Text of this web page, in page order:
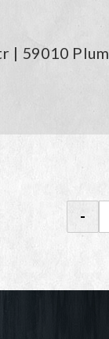
| 59010
-